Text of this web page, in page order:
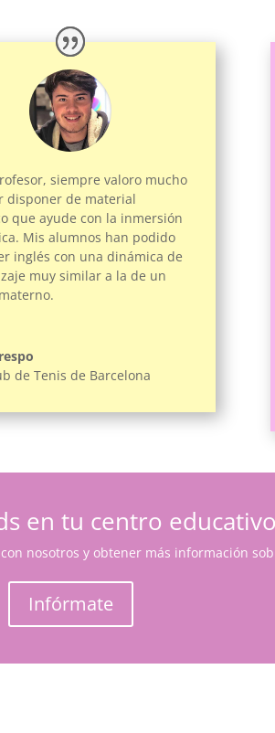
siempre valoro mucho
disponer de material
que ayude con la inmersión
Mis alumnos han podido
inglés con una dinámica de
muy similar a la de un
de Tenis de Barcelona
en tu centro
nosotros y obtener más información
Infórmate